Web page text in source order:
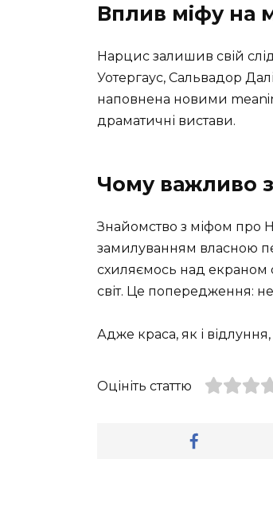
Вплив міфу на
Нарцис залишив свій
Уотергаус, Сальвадор
наповнена новими
драматичні вистави.
Чому важливо
Знайомство з міфом про
замилуванням власною
схиляємось над екраном
світ. Це попередження:
Адже краса, як і
Оцініть статтю